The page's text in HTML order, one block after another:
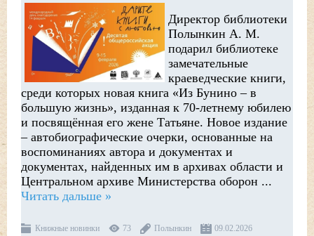
Директор библиотеки
Полынкин А. М.
подарил библиотеке
замечательные
краеведческие книги,
среди которых новая книга «Из Бунино – в
большую жизнь», изданная к 70-летнему юбилею
и посвящённая его жене Татьяне. Новое издание
– автобиографические очерки, основанные на
воспоминаниях автора и документах и
документах, найденных им в архивах области и
Центральном архиве Министерства оборон ...
Читать дальше »
Книжные новинки 73 Полынкин
09.02.2026